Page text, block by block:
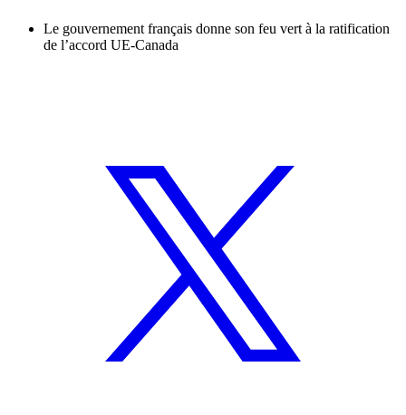
Le gouvernement français donne son feu vert à la ratification
de l’accord UE-Canada